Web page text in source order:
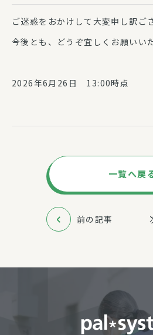
ご迷惑をおかけして大変申し訳ご
今後とも、どうぞ宜しくお願いい
2026年6月26日 13:00時点
一覧へ戻
前の記事